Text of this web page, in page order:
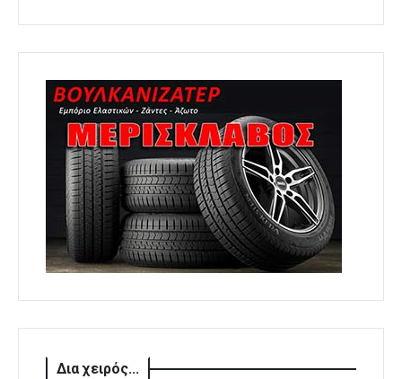
Δια χειρός...